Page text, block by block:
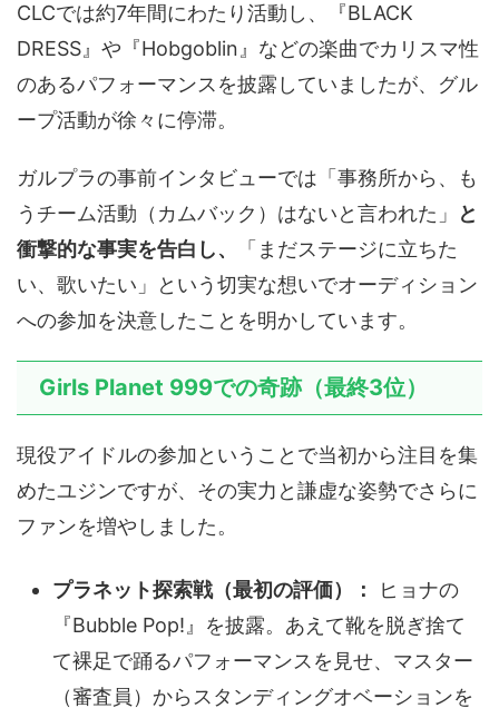
CLCでは約7年間にわたり活動し、『BLACK
DRESS』や『Hobgoblin』などの楽曲でカリスマ性
のあるパフォーマンスを披露していましたが、グル
ープ活動が徐々に停滞。
ガルプラの事前インタビューでは「事務所から、も
うチーム活動（カムバック）はないと言われた」
と
衝撃的な事実を告白し、
「まだステージに立ちた
い、歌いたい」という切実な想いでオーディション
への参加を決意したことを明かしています。
Girls Planet 999での奇跡（最終3位）
現役アイドルの参加ということで当初から注目を集
めたユジンですが、その実力と謙虚な姿勢でさらに
ファンを増やしました。
プラネット探索戦（最初の評価）：
ヒョナの
『Bubble Pop!』を披露。あえて靴を脱ぎ捨て
て裸足で踊るパフォーマンスを見せ、マスター
（審査員）からスタンディングオベーションを